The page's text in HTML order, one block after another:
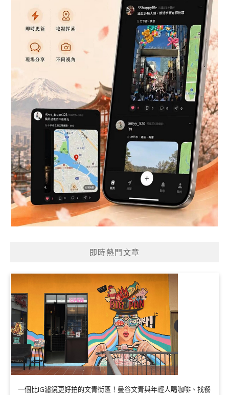
即時熱門文章
一個比IG濾鏡更好拍的文青街區！曼谷文青與年輕人喝咖啡、找餐